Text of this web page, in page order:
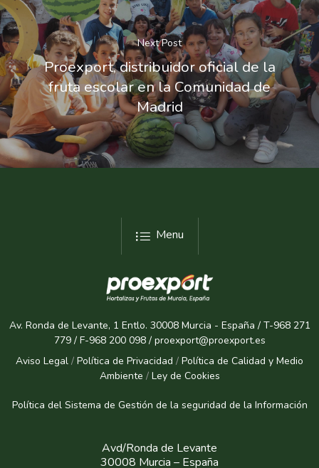
Next Post
Proexport, distribuidor oficial de la
fruta escolar en la Comunidad de
Madrid
Menu
Av. Ronda de Levante, 1 Entlo. 30008 Murcia - España / T-968 271
779 / F-968 200 098 / proexport@proexport.es
Aviso Legal / Política de Privacidad / Política de Calidad y Medio
Ambiente / Ley de Cookies
Política del Sistema de Gestión de la seguridad de la Información
Avd/Ronda de Levante
30008 Murcia – España